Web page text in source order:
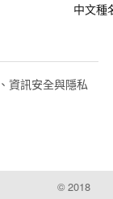
中文種
資訊安全與隱私
© 2018